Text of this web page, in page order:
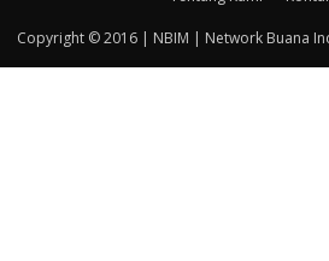
Copyright © 2016 | NBIM | Network Buana